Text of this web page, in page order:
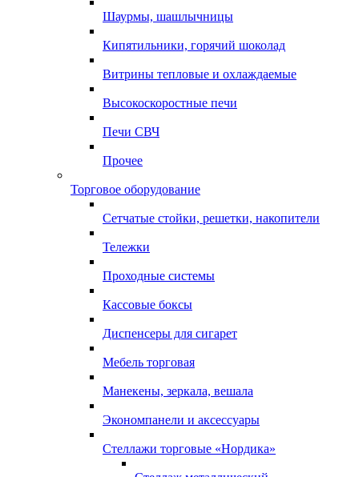
Шаурмы, шашлычницы
Кипятильники, горячий шоколад
Витрины тепловые и охлаждаемые
Высокоскоростные печи
Печи СВЧ
Прочее
Торговое оборудование
Сетчатые стойки, решетки, накопители
Тележки
Проходные системы
Кассовые боксы
Диспенсеры для сигарет
Мебель торговая
Манекены, зеркала, вешала
Экономпанели и аксессуары
Стеллажи торговые «Нордика»